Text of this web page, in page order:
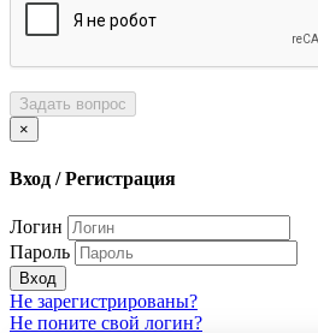
Задать вопрос
×
Вход / Регистрация
Логин
Пароль
Вход
Не зарегистрированы?
Не поните свой логин?